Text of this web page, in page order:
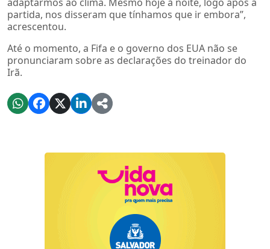
partida, nos disseram que tínhamos que ir embora”,
acrescentou.
Até o momento, a Fifa e o governo dos EUA não se
pronunciaram sobre as declarações do treinador do
Irã.